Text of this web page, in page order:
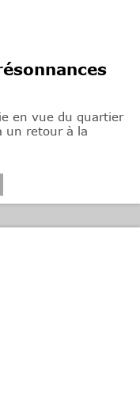
en vue du quartier
un retour à la